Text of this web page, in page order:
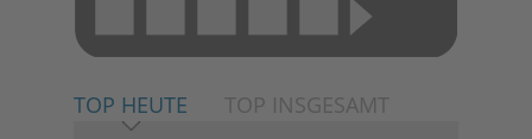
TOP HEUTE TOP INSGESAMT